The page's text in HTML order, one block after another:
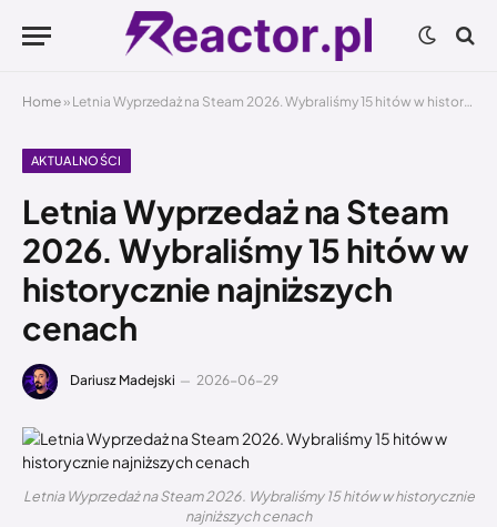
Home » Letnia Wyprzedaż na Steam 2026. Wybraliśmy 15 hitów w historycznie najniższych cenach
AKTUALNOŚCI
Letnia Wyprzedaż na Steam
2026. Wybraliśmy 15 hitów w
historycznie najniższych
cenach
Dariusz Madejski 2026-06-29
Letnia Wyprzedaż na Steam 2026. Wybraliśmy 15 hitów w historycznie
najniższych cenach